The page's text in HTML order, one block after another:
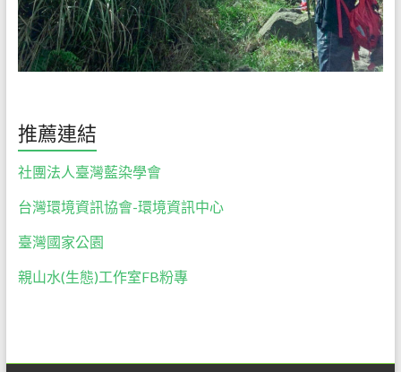
推薦連結
社團法人臺灣藍染學會
台灣環境資訊協會-環境資訊中心
臺灣國家公園
親山水(生態)工作室FB粉專